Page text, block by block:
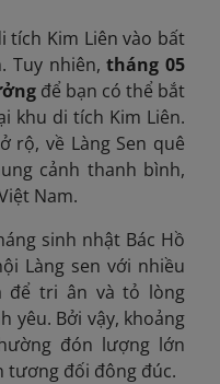
tích Kim Liên vào bất
Tuy nhiên,tháng 05
để bạn có thể bắt
khu di tích Kim Liên.
rộ, về Làng Sen quê
cảnh thanh bình,
Nam.
sinh nhật Bác Hồ
Làng sen với nhiều
để tri ân và tỏ lòng
yêu. Bởi vậy, khoảng
đón lượng lớn
tương đối đông đúc.